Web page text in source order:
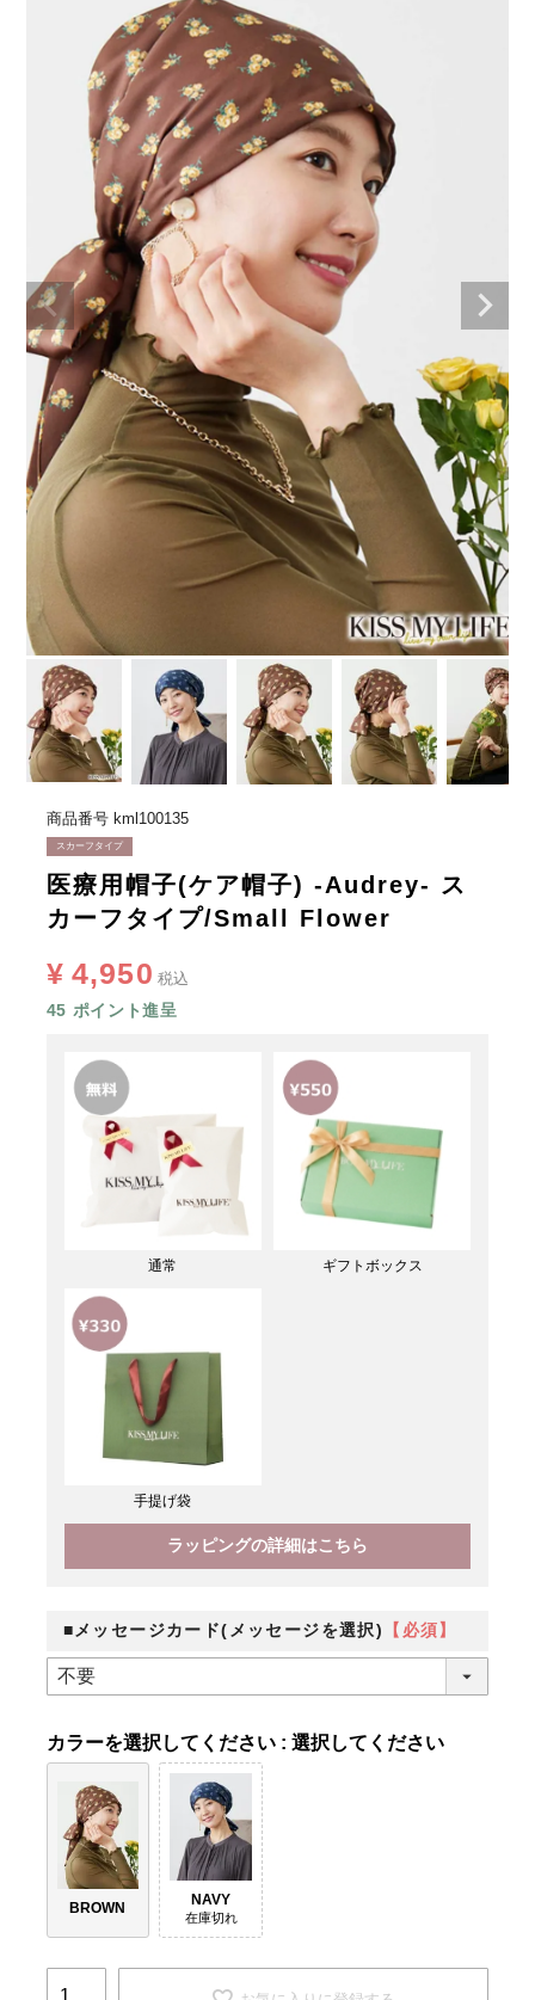
商品番号 kml100135
スカーフタイプ
医療用帽子(ケア帽子) -Audrey- ス
カーフタイプ/Small Flower
¥ 4,950 税込
45 ポイント進呈
通常 ギフトボックス
手提げ袋
ラッピングの詳細はこちら
■メッセージカード(メッセージを選択) 【必須】
カラー 選択してください
BROWN
NAVY
在庫切れ